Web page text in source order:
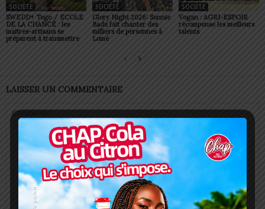
SOCIÉTÉ
SWEDD+ Togo / ECOLE
DE LA CHANCE : les
maitres-artisans se
préparent à transmettre
SOCIÉTÉ
Glory Night 2026: Sonnie
Badu fait chanter des
milliers de personnes à
Lomé
SOCIÉTÉ
Vogan : AGRI-ESPOIR
récompense les meilleurs
talents
LAISSER UN COMMENTAIRE